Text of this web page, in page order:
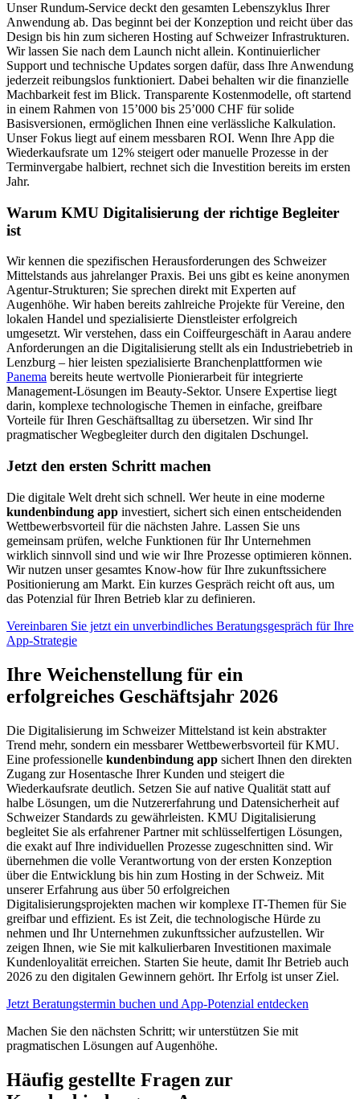
Unser Rundum-Service deckt den gesamten Lebenszyklus Ihrer
Anwendung ab. Das beginnt bei der Konzeption und reicht über das
Design bis hin zum sicheren Hosting auf Schweizer Infrastrukturen.
Wir lassen Sie nach dem Launch nicht allein. Kontinuierlicher
Support und technische Updates sorgen dafür, dass Ihre Anwendung
jederzeit reibungslos funktioniert. Dabei behalten wir die finanzielle
Machbarkeit fest im Blick. Transparente Kostenmodelle, oft startend
in einem Rahmen von 15’000 bis 25’000 CHF für solide
Basisversionen, ermöglichen Ihnen eine verlässliche Kalkulation.
Unser Fokus liegt auf einem messbaren ROI. Wenn Ihre App die
Wiederkaufsrate um 12% steigert oder manuelle Prozesse in der
Terminvergabe halbiert, rechnet sich die Investition bereits im ersten
Jahr.
Warum KMU Digitalisierung der richtige Begleiter
ist
Wir kennen die spezifischen Herausforderungen des Schweizer
Mittelstands aus jahrelanger Praxis. Bei uns gibt es keine anonymen
Agentur-Strukturen; Sie sprechen direkt mit Experten auf
Augenhöhe. Wir haben bereits zahlreiche Projekte für Vereine, den
lokalen Handel und spezialisierte Dienstleister erfolgreich
umgesetzt. Wir verstehen, dass ein Coiffeurgeschäft in Aarau andere
Anforderungen an die Digitalisierung stellt als ein Industriebetrieb in
Lenzburg – hier leisten spezialisierte Branchenplattformen wie
Panema bereits heute wertvolle Pionierarbeit für integrierte
Management-Lösungen im Beauty-Sektor. Unsere Expertise liegt
darin, komplexe technologische Themen in einfache, greifbare
Vorteile für Ihren Geschäftsalltag zu übersetzen. Wir sind Ihr
pragmatischer Wegbegleiter durch den digitalen Dschungel.
Jetzt den ersten Schritt machen
Die digitale Welt dreht sich schnell. Wer heute in eine moderne
kundenbindung app investiert, sichert sich einen entscheidenden
Wettbewerbsvorteil für die nächsten Jahre. Lassen Sie uns
gemeinsam prüfen, welche Funktionen für Ihr Unternehmen
wirklich sinnvoll sind und wie wir Ihre Prozesse optimieren können.
Wir nutzen unser gesamtes Know-how für Ihre zukunftssichere
Positionierung am Markt. Ein kurzes Gespräch reicht oft aus, um
das Potenzial für Ihren Betrieb klar zu definieren.
Vereinbaren Sie jetzt ein unverbindliches Beratungsgespräch für Ihre
App-Strategie
Ihre Weichenstellung für ein
erfolgreiches Geschäftsjahr 2026
Die Digitalisierung im Schweizer Mittelstand ist kein abstrakter
Trend mehr, sondern ein messbarer Wettbewerbsvorteil für KMU.
Eine professionelle kundenbindung app sichert Ihnen den direkten
Zugang zur Hosentasche Ihrer Kunden und steigert die
Wiederkaufsrate deutlich. Setzen Sie auf native Qualität statt auf
halbe Lösungen, um die Nutzererfahrung und Datensicherheit auf
Schweizer Standards zu gewährleisten. KMU Digitalisierung
begleitet Sie als erfahrener Partner mit schlüsselfertigen Lösungen,
die exakt auf Ihre individuellen Prozesse zugeschnitten sind. Wir
übernehmen die volle Verantwortung von der ersten Konzeption
über die Entwicklung bis hin zum Hosting in der Schweiz. Mit
unserer Erfahrung aus über 50 erfolgreichen
Digitalisierungsprojekten machen wir komplexe IT-Themen für Sie
greifbar und effizient. Es ist Zeit, die technologische Hürde zu
nehmen und Ihr Unternehmen zukunftssicher aufzustellen. Wir
zeigen Ihnen, wie Sie mit kalkulierbaren Investitionen maximale
Kundenloyalität erreichen. Starten Sie heute, damit Ihr Betrieb auch
2026 zu den digitalen Gewinnern gehört. Ihr Erfolg ist unser Ziel.
Jetzt Beratungstermin buchen und App-Potenzial entdecken
Machen Sie den nächsten Schritt; wir unterstützen Sie mit
pragmatischen Lösungen auf Augenhöhe.
Häufig gestellte Fragen zur